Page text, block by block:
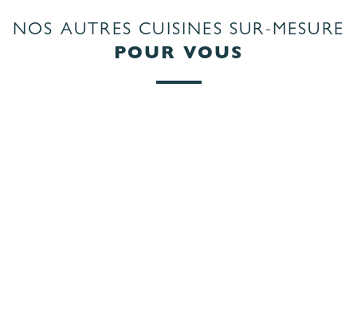
NOS AUTRES CUISINES SUR-MESURE
POUR VOUS